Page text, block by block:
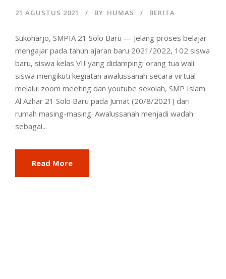
21 AGUSTUS 2021 BY HUMAS BERITA
Sukoharjo, SMPIA 21 Solo Baru — Jelang proses belajar
mengajar pada tahun ajaran baru 2021/2022, 102 siswa
baru, siswa kelas VII yang didampingi orang tua wali
siswa mengikuti kegiatan awalussanah secara virtual
melalui zoom meeting dan youtube sekolah, SMP Islam
Al Azhar 21 Solo Baru pada Jumat (20/8/2021) dari
rumah masing-masing. Awalussanah menjadi wadah
sebagai...
Read More